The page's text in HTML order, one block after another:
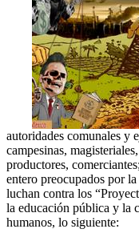
autoridades comunales y
campesinas,
productores,
entero preocupados por
luchan contra los
la educación pública y la
humanos, lo siguiente: